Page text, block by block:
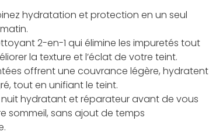
hydratation et protection en un seul
2-en-1 qui élimine les impuretés tout
la texture et l’éclat de votre teint.
offrent une couvrance légère, hydratent
tout en unifiant le teint.
hydratant et réparateur avant de vous
sommeil, sans ajout de temps